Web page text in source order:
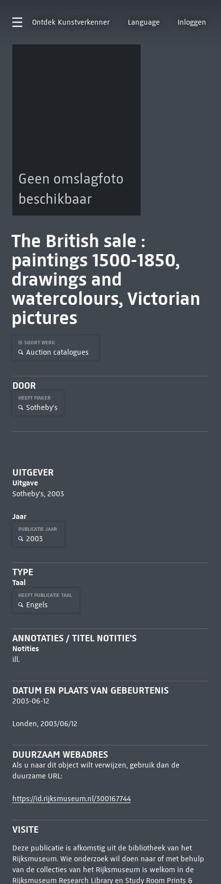
Ontdek Kunstverkenner Language Inloggen
Geen omslagfoto
beschikbaar
The British sale :
paintings 1500-1850,
drawings and
watercolours, Victorian
pictures
IS SOORT WERK
Auction catalogues
DOOR
HEEFT MAKER
Sotheby's
UITGEVER
Uitgave
Sotheby's, 2003
Jaar
PUBLICATIE JAAR
2003
TYPE
Taal
HEEFT PUBLICATIE TAAL
Engels
ANNOTATIES / TITEL NOTITIE'S
Notities
ill.
DATUM EN PLAATS VAN GEBEURTENIS
2003-06-12
Londen, 2003/06/12
DUURZAAM WEBADRES
Als u naar dit object wilt verwijzen, gebruik dan de
duurzame URL:
https://id.rijksmuseum.nl/300167744
VISITE
Deze publicatie is afkomstig uit de bibliotheek van het
Rijksmuseum. Wie onderzoek wil doen naar of met behulp
van de collecties van het Rijksmuseum is welkom in de
Rijksmuseum Research Libraryen Study Room Prints &